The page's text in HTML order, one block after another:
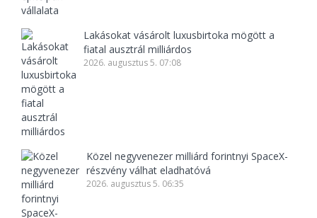
Lakásokat vásárolt luxusbirtoka mögött a
fiatal ausztrál milliárdos
2026. augusztus 5. 07:08
Közel negyvenezer milliárd forintnyi SpaceX-
részvény válhat eladhatóvá
2026. augusztus 5. 06:35